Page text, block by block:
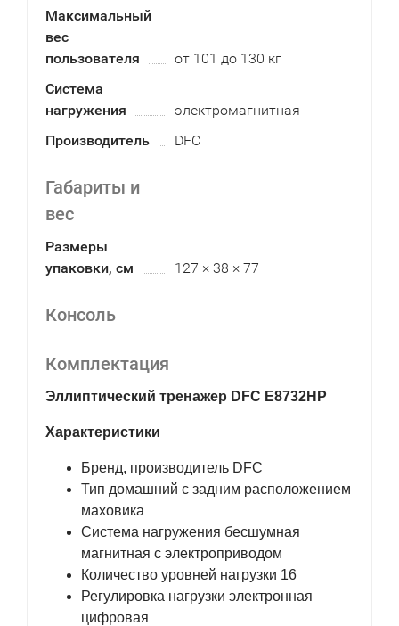
Максимальный
вес
пользователя
от 101 до 130 кг
Система
нагружения
электромагнитная
Производитель
DFC
Габариты и
вес
Размеры
упаковки, см
127 × 38 × 77
Консоль
Комплектация
Эллиптический тренажер DFC E8732HP
Характеристики
Бренд, производитель DFC
Тип домашний с задним расположением
маховика
Система нагружения бесшумная
магнитная с электроприводом
Количество уровней нагрузки 16
Регулировка нагрузки электронная
цифровая